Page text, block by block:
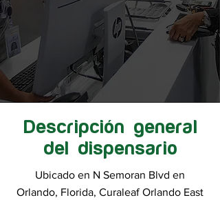
Descripción general
del dispensario
Ubicado en N Semoran Blvd en
Orlando, Florida, Curaleaf Orlando East